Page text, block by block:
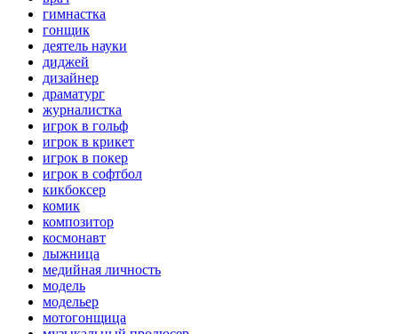
гимнастка
гонщик
деятель науки
диджей
дизайнер
драматург
журналистка
игрок в гольф
игрок в крикет
игрок в покер
игрок в софтбол
кикбоксер
комик
композитор
космонавт
лыжница
медийная личность
модель
модельер
мотогонщица